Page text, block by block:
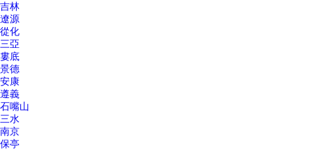
吉林
遼源
從化
三亞
婁底
景德
安康
遵義
石嘴山
三水
南京
保亭